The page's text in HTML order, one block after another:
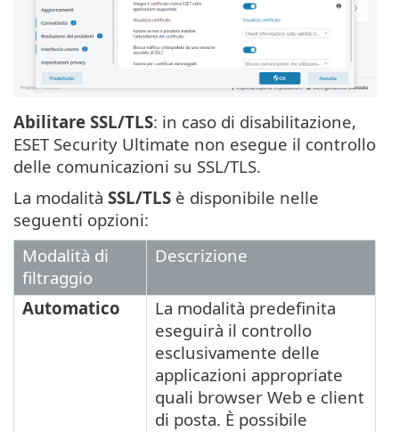
Abilitare SSL/TLS: in caso di disabilitazione,
ESET Security Ultimate non esegue il controllo
delle comunicazioni su SSL/TLS.
La modalità SSL/TLS è disponibile nelle
seguenti opzioni:
Modalità di
filtraggio
Descrizione
Automatico
La modalità predefinita
eseguirà il controllo
esclusivamente delle
applicazioni appropriate
quali browser Web e client
di posta. È possibile